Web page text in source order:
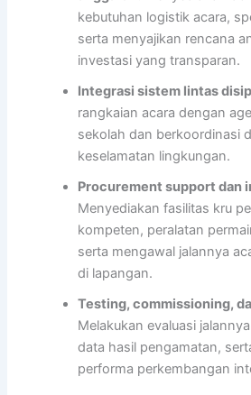
kebutuhan logistik acara,
serta menyajikan rencana
investasi yang transparan.
Integrasi sistem lintas
rangkaian acara dengan
sekolah dan berkoordinasi
keselamatan lingkungan.
Procurement support dan
Menyediakan fasilitas kru
kompeten, peralatan
serta mengawal jalannya
di lapangan.
Testing, commissioning,
Melakukan evaluasi
data hasil pengamatan,
performa perkembangan